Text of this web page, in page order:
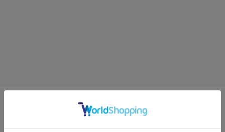
最新情報を受け取る